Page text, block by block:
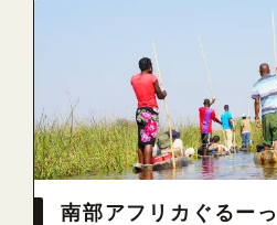
南部アフリカぐるー